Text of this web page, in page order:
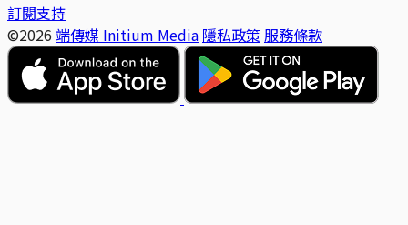
訂閱支持
©2026 端傳媒 Initium Media 隱私政策 服務條款